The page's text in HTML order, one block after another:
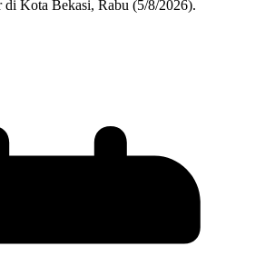
Kota Bekasi, Rabu (5/8/2026).